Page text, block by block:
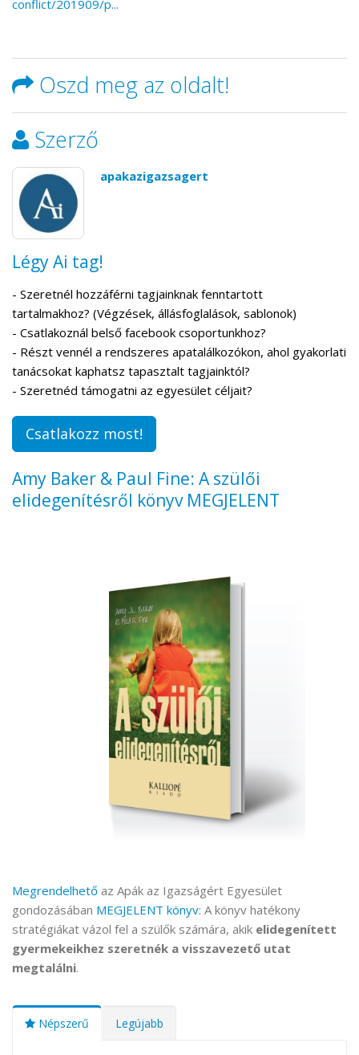
conflict/201909/p...
Oszd meg az oldalt!
Szerző
apakazigazsagert
Légy Ai tag!
- Szeretnél hozzáférni tagjainknak fenntartott
tartalmakhoz? (Végzések, állásfoglalások, sablonok)
- Csatlakoznál belső facebook csoportunkhoz?
- Részt vennél a rendszeres apatalálkozókon, ahol gyakorlati
tanácsokat kaphatsz tapasztalt tagjainktól?
- Szeretnéd támogatni az egyesület céljait?
Csatlakozz most!
Amy Baker & Paul Fine: A szülői
elidegenítésről könyv MEGJELENT
Megrendelhető az Apák az Igazságért Egyesület
gondozásában MEGJELENT könyv: A könyv hatékony
stratégiákat vázol fel a szülők számára, akik elidegenített
gyermekeikhez szeretnék a visszavezető utat
megtalálni.
Népszerű Legújabb